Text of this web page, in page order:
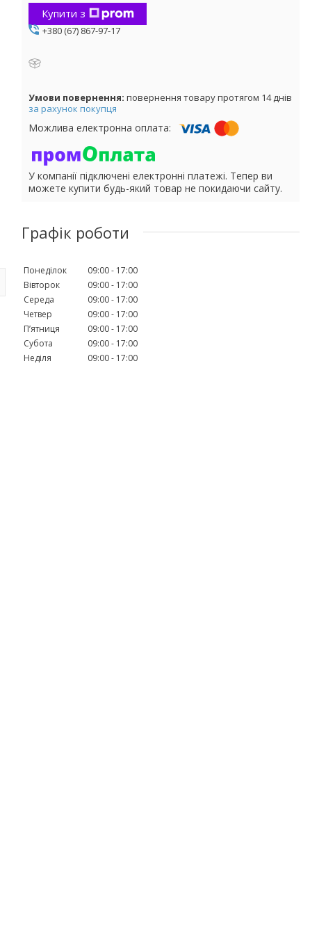
Купити з
+380 (67) 867-97-17
повернення товару протягом 14 днів
за рахунок покупця
У компанії підключені електронні платежі. Тепер ви
можете купити будь-який товар не покидаючи сайту.
Графік роботи
Понеділок 09:00
17:00
Вівторок
09:00
17:00
Середа
09:00
17:00
Четвер
09:00
17:00
Пʼятниця
09:00
17:00
Субота
09:00
17:00
Неділя
09:00 17:00